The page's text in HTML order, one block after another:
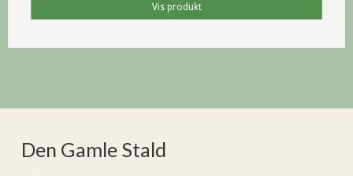
Vis produkt
Den Gamle Stald